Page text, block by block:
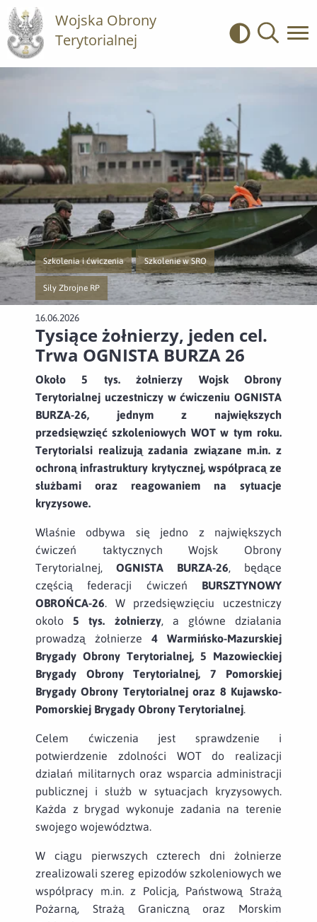
Wojska Obrony
Terytorialnej
Kontrast
Szkolenia i ćwiczenia
Przejście do nowej strony z listą publikacji o kategorii Szkolenia i
Szkolenie w SRO
Przejście do nowej strony z listą publikacji o
Siły Zbrojne RP
Przejście do nowej strony z listą publikacji o kategorii Siły Zbrojne RP
16.06.2026
Tysiące żołnierzy, jeden cel.
Trwa OGNISTA BURZA 26
Około 5 tys. żołnierzy Wojsk Obrony
Terytorialnej uczestniczy w ćwiczeniu OGNISTA
BURZA-26, jednym z największych
przedsięwzięć szkoleniowych WOT w tym roku.
Terytorialsi realizują zadania związane m.in. z
ochroną infrastruktury krytycznej, współpracą ze
służbami oraz reagowaniem na sytuacje
kryzysowe.
Właśnie odbywa się jedno z największych
ćwiczeń taktycznych Wojsk Obrony
Terytorialnej, OGNISTA BURZA-26 , będące
częścią federacji ćwiczeń BURSZTYNOWY
OBROŃCA-26 . W przedsięwzięciu uczestniczy
około 5 tys. żołnierzy, a główne działania
prowadzą żołnierze 4 Warmińsko-Mazurskiej
Brygady Obrony Terytorialnej, 5 Mazowieckiej
Brygady Obrony Terytorialnej, 7 Pomorskiej
Brygady Obrony Terytorialnej oraz 8 Kujawsko-
Pomorskiej Brygady Obrony Terytorialnej
Celem ćwiczenia jest sprawdzenie i
potwierdzenie zdolności WOT do realizacji
działań militarnych oraz wsparcia administracji
publicznej i służb w sytuacjach kryzysowych.
Każda z brygad wykonuje zadania na terenie
swojego województwa.
W ciągu pierwszych czterech dni żołnierze
zrealizowali szereg epizodów szkoleniowych we
współpracy m.in. z Policją, Państwową Strażą
Pożarną, Strażą Graniczną oraz Morskim